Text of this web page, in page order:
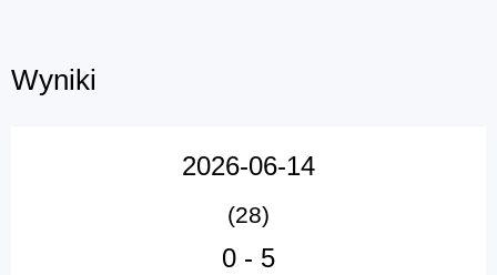
Wyniki
2026-06-14
(28)
0 - 5